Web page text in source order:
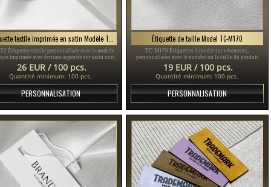
Étiquette textile personnalisée avec le nom de
imprimée avec écriture argentée sur satin noir,
aux vêtements ou aux différents accessoires
vestimentaires.
26 EUR / 100 pcs.
Quantité minimum: 100 pcs.
PERSONNALISATION
Étiquette de taille Model TC-M170
TC-M170 Étiquettes à coudre sur vêtements,
personnalisées avec le numéro ou la taille du produit
vestimentaire, réalisées sur commande en satin.
19 EUR / 100 pcs.
Quantité minimum: 100 pcs.
PERSONNALISATION